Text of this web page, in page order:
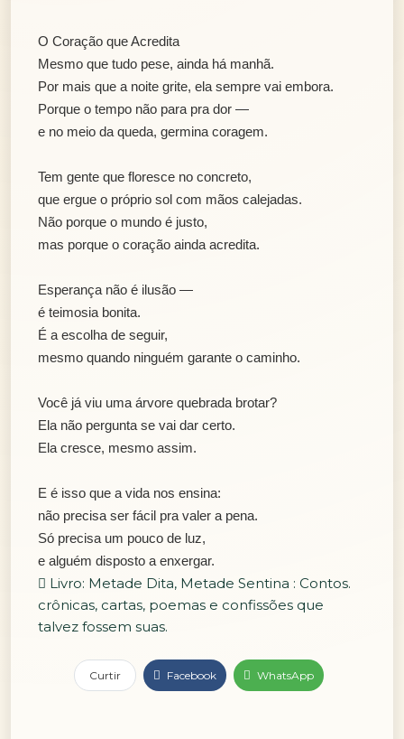
O Coração que Acredita
Mesmo que tudo pese, ainda há manhã.
Por mais que a noite grite, ela sempre vai embora.
Porque o tempo não para pra dor —
e no meio da queda, germina coragem.
Tem gente que floresce no concreto,
que ergue o próprio sol com mãos calejadas.
Não porque o mundo é justo,
mas porque o coração ainda acredita.
Esperança não é ilusão —
é teimosia bonita.
É a escolha de seguir,
mesmo quando ninguém garante o caminho.
Você já viu uma árvore quebrada brotar?
Ela não pergunta se vai dar certo.
Ela cresce, mesmo assim.
E é isso que a vida nos ensina:
não precisa ser fácil pra valer a pena.
Só precisa um pouco de luz,
e alguém disposto a enxergar.
Livro: Metade Dita, Metade Sentina : Contos.
crônicas, cartas, poemas e confissões que
talvez fossem suas.
Curtir Facebook WhatsApp